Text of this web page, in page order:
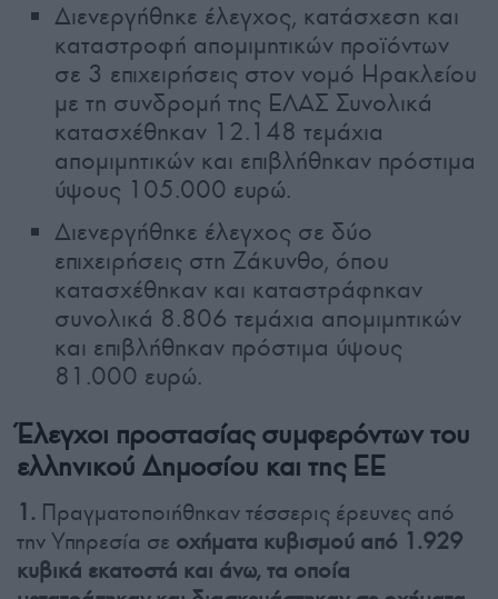
Διενεργήθηκε έλεγχος, κατάσχεση και
καταστροφή απομιμητικών προϊόντων
σε 3 επιχειρήσεις στον νομό Ηρακλείου
με τη συνδρομή της ΕΛΑΣ Συνολικά
κατασχέθηκαν 12.148 τεμάχια
απομιμητικών και επιβλήθηκαν πρόστιμα
ύψους 105.000 ευρώ.
Διενεργήθηκε έλεγχος σε δύο
επιχειρήσεις στη Ζάκυνθο, όπου
κατασχέθηκαν και καταστράφηκαν
συνολικά 8.806 τεμάχια απομιμητικών
και επιβλήθηκαν πρόστιμα ύψους
81.000 ευρώ.
Έλεγχοι προστασίας συμφερόντων του
ελληνικού Δημοσίου και της ΕΕ
1. Πραγματοποιήθηκαν τέσσερις έρευνες από
την Υπηρεσία σε οχήματα κυβισμού από 1.929
κυβικά εκατοστά και άνω, τα οποία